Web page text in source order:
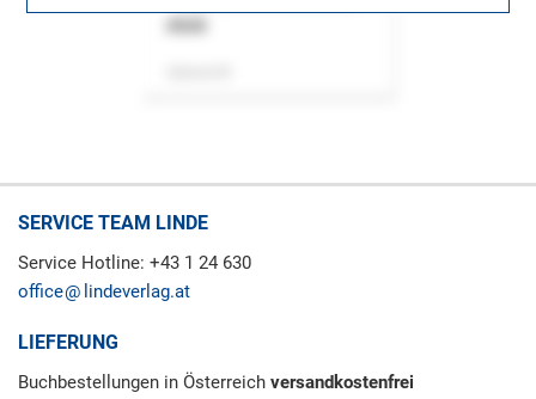
SERVICE TEAM LINDE
Service Hotline: +43 1 24 630
office
lindeverlag.at
LIEFERUNG
Buchbestellungen in Österreich versandkostenfrei